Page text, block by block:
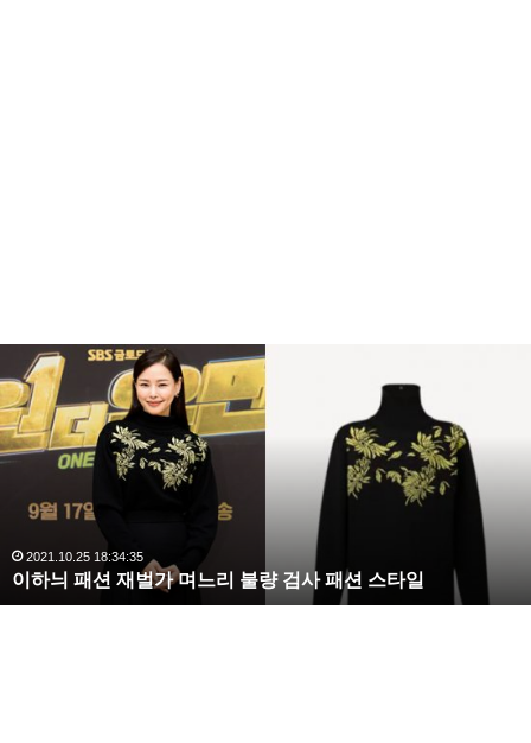
수
해
라
김
완
벽
한
2020.10.03 10:59:30
복수해라 김사랑, 완벽한 S라인 몸매 시선 압도